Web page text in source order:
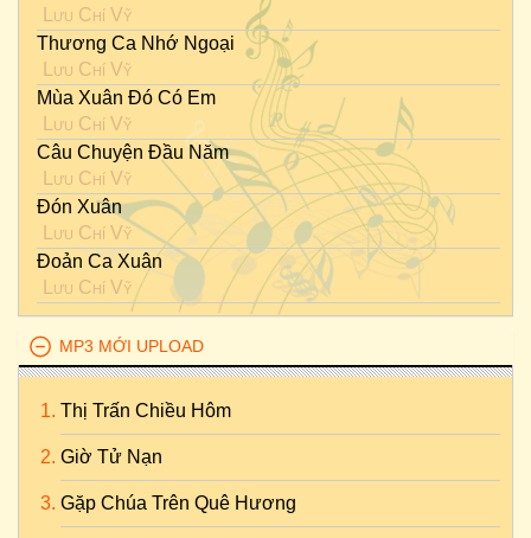
Lưu Chí Vỹ
Thương Ca Nhớ Ngoại
Lưu Chí Vỹ
Mùa Xuân Đó Có Em
Lưu Chí Vỹ
Câu Chuyện Đầu Năm
Lưu Chí Vỹ
Đón Xuân
Lưu Chí Vỹ
Đoản Ca Xuân
Lưu Chí Vỹ
MP3 MỚI UPLOAD
Thị Trấn Chiều Hôm
Giờ Tử Nạn
Gặp Chúa Trên Quê Hương